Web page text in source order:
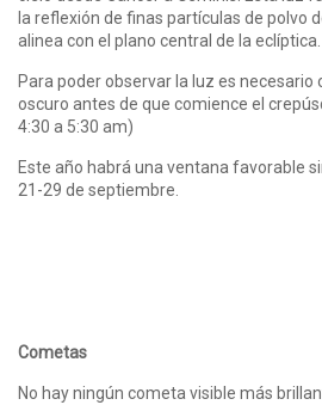
la reflexión de finas partículas de polvo
alinea con el plano central de la eclíptica.
Para poder observar la luz es necesario
oscuro antes de que comience el
4:30 a 5:30 am)
Este año habrá una ventana favorable
21-29 de septiembre.
Cometas
No hay ningún cometa visible más